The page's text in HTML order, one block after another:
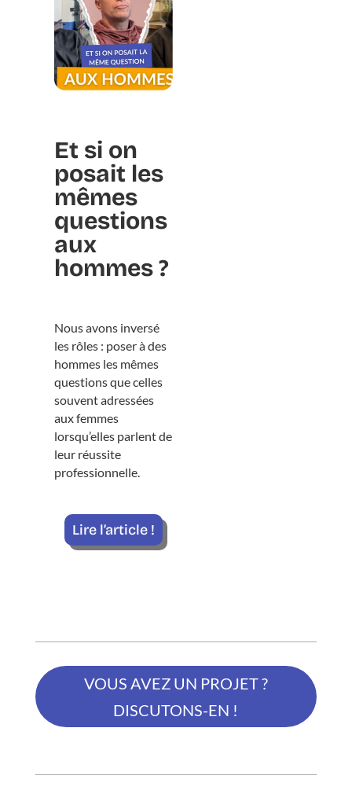
Et si on
posait les
mêmes
questions
aux
hommes ?
Nous avons inversé
les rôles : poser à des
hommes les mêmes
questions que celles
souvent adressées
aux femmes
lorsqu’elles parlent de
leur réussite
professionnelle.
Lire l’article !
VOUS AVEZ UN PROJET ?
DISCUTONS-EN !